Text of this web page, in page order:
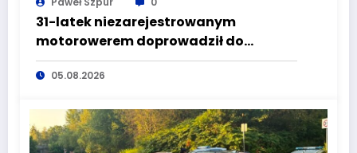
31-latek niezarejestrowanym
motorowerem doprowadził do
wypadku będąc pod wpływem
alkoholu
05.08.2026